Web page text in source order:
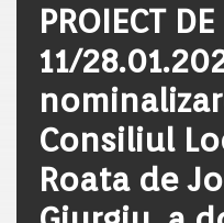
PROIECT
11/
Consiliul
Roata de